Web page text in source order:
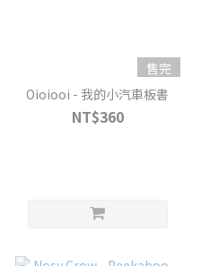
售完
Oioiooi - 我的小汽車板書
NT$360